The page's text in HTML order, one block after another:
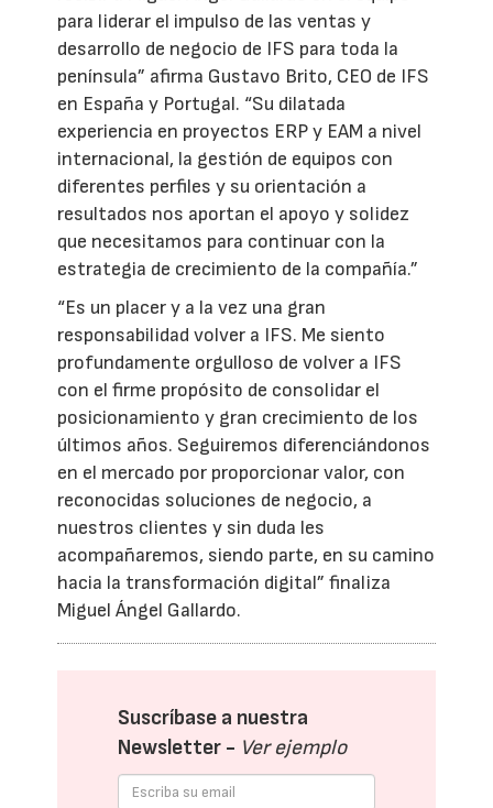
para liderar el impulso de las ventas y
desarrollo de negocio de IFS para toda la
península” afirma Gustavo Brito, CEO de IFS
en España y Portugal. “Su dilatada
experiencia en proyectos ERP y EAM a nivel
internacional, la gestión de equipos con
diferentes perfiles y su orientación a
resultados nos aportan el apoyo y solidez
que necesitamos para continuar con la
estrategia de crecimiento de la compañía.”
“Es un placer y a la vez una gran
responsabilidad volver a IFS. Me siento
profundamente orgulloso de volver a IFS
con el firme propósito de consolidar el
posicionamiento y gran crecimiento de los
últimos años. Seguiremos diferenciándonos
en el mercado por proporcionar valor, con
reconocidas soluciones de negocio, a
nuestros clientes y sin duda les
acompañaremos, siendo parte, en su camino
hacia la transformación digital” finaliza
Miguel Ángel Gallardo.
Suscríbase a nuestra
Newsletter - Ver ejemplo